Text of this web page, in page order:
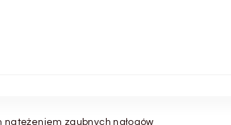
natężeniem zgubnych nałogów